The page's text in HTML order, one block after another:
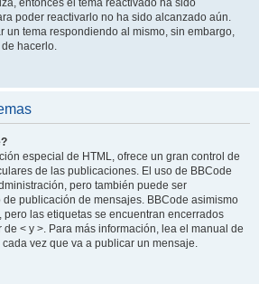
entonces el tema reactivado ha sido
poder reactivarlo no ha sido alcanzado aún.
un tema respondiendo al mismo, sin embargo,
hacerlo.
especial de HTML, ofrece un gran control de
de las publicaciones. El uso de BBCode
pero también puede ser
publicación de mensajes. BBCode asimismo
pero las etiquetas se encuentran encerrados
< y >. Para más información, lea el manual de
vez que va a publicar un mensaje.